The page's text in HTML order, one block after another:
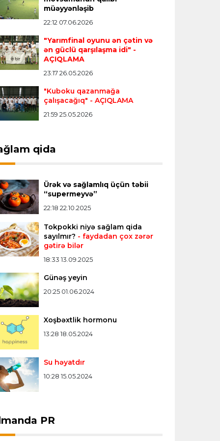
23:18 06.08.2026
tarixinin ən bahalı transferini
P.L. 23:14 06.08.2026
Pato İngiltərə klubunun
olacaq
23:08 06.08.2026
tapdı
voleybolu üzrə ölkə
finalçılar müəyyənləşdi
liqası 23:03 06.08.2026
"Dinamo"ya minimal
uduzdu
xəbərlər >>>
müəyyənləşib
22:12 07.06.2026
"Yarımfinal oyunu ən çətin və
ən güclü qarşılaşma idi" -
AÇIQLAMA
23:17 26.05.2026
"Kuboku qazanmağa
çalışacağıq" - AÇIQLAMA
21:59 25.05.2026
qida
Ürək və sağlamlıq üçün təbii
“supermeyvə”
22:18 22.10.2025
Tokpokki niyə sağlam qida
sayılmır? - faydadan çox zərər
gətirə bilər
18:33 13.09.2025
Günəş yeyin
20:25 01.06.2024
Xoşbəxtlik hormonu
13:28 18.05.2024
Su həyatdır
10:28 15.05.2024
PR